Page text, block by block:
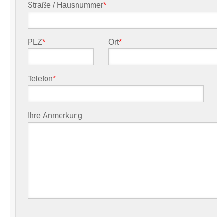
Straße / Hausnummer*
PLZ* Ort*
Telefon*
Ihre Anmerkung